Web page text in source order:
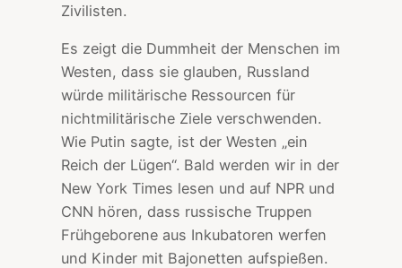
Zivilisten.
Es zeigt die Dummheit der Menschen im
Westen, dass sie glauben, Russland
würde militärische Ressourcen für
nichtmilitärische Ziele verschwenden.
Wie Putin sagte, ist der Westen „ein
Reich der Lügen“. Bald werden wir in der
New York Times lesen und auf NPR und
CNN hören, dass russische Truppen
Frühgeborene aus Inkubatoren werfen
und Kinder mit Bajonetten aufspießen.